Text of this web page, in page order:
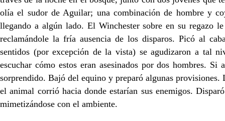
olía el sudor de Aguilar; una combinación de hombre y
llegando a algún lado. El Winchester sobre en su regazo
reclamándole la fría ausencia de los disparos. Picó al
sentidos (por excepción de la vista) se agudizaron a tal
escuchar cómo estos eran asesinados por dos hombres.
sorprendido. Bajó del equino y preparó algunas
el animal corrió hacia donde estarían sus enemigos.
mimetizándose con el ambiente.